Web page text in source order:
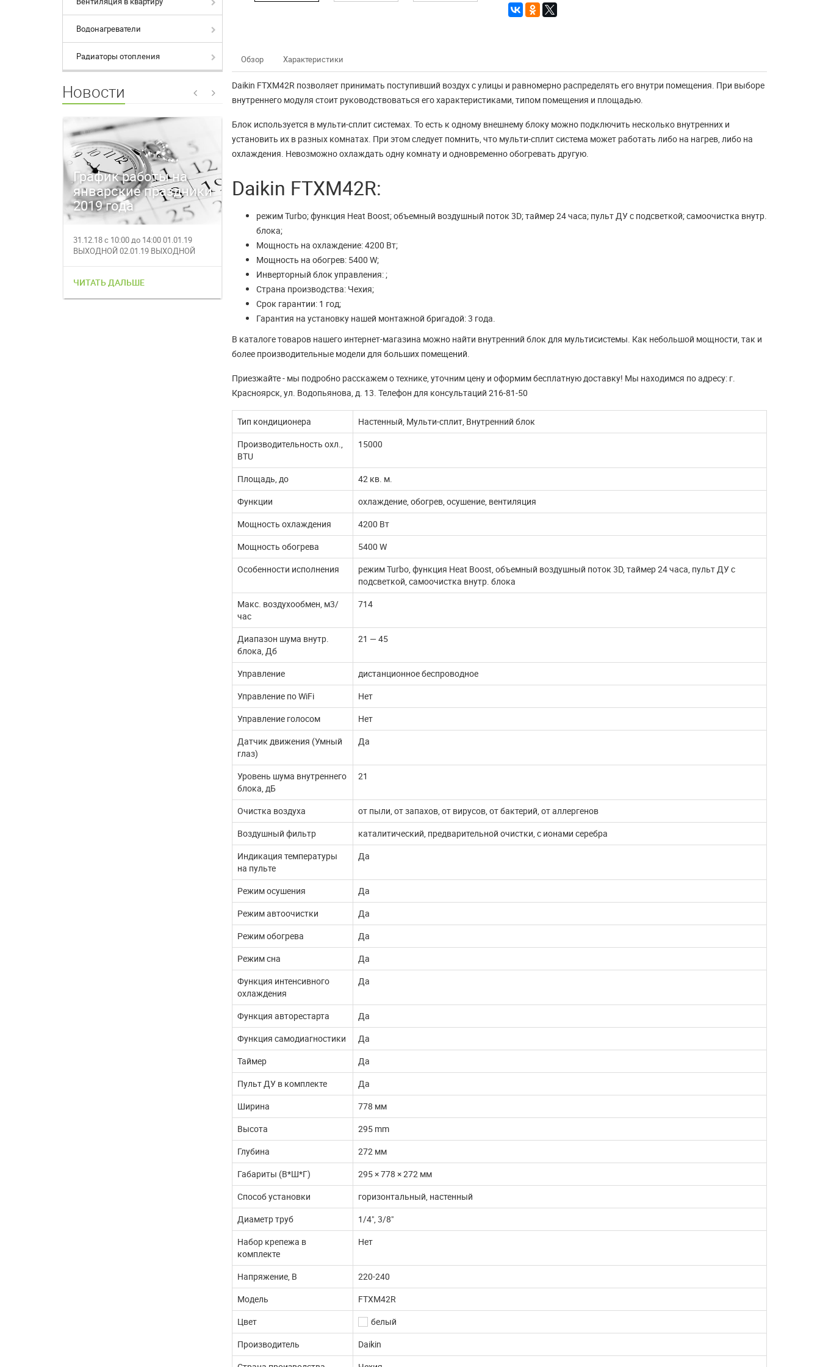
Водонагреватели
Радиаторы отопления
Новости
График работы на
январские праздники
2019 года
31.12.18 с 10:00 до 14:00 01.01.19
ВЫХОДНОЙ 02.01.19 ВЫХОДНОЙ
ЧИТАТЬ ДАЛЬШЕ
магазина СитиКлимат
работает с 09:00 до 17:30. Ждем Вас
за полез...
ЧИТАТЬ ДАЛЬШЕ
Конвектор -
выбрать хороший и недорогой В
Обзор Характеристики
Daikin FTXM42R позволяет принимать поступивший воздух с улицы и равномерно распределять его внутри помещения. При выборе
внутреннего модуля стоит руководствоваться его характеристиками, типом помещения и площадью.
Блок используется в мульти-сплит системах. То есть к одному внешнему блоку можно подключить несколько внутренних и
установить их в разных комнатах. При этом следует помнить, что мульти-сплит система может работать либо на нагрев, либо на
охлаждения. Невозможно охлаждать одну комнату и одновременно обогревать другую.
Daikin FTXM42R:
режим Turbo; функция Heat Boost; объемный воздушный поток 3D; таймер 24 часа; пульт ДУ с подсветкой; самоочистка внутр.
блока;
Мощность на охлаждение: 4200 Вт;
Мощность на обогрев: 5400 W;
Инверторный блок управления: ;
Страна производства: Чехия;
Срок гарантии: 1 год;
Гарантия на установку нашей монтажной бригадой: 3 года.
В каталоге товаров нашего интернет-магазина можно найти внутренний блок для мультисистемы. Как небольшой мощности, так и
более производительные модели для больших помещений.
Приезжайте - мы подробно расскажем о технике, уточним цену и оформим бесплатную доставку! Мы находимся по адресу: г.
Красноярск, ул. Водопьянова, д. 13. Телефон для консультаций 216-81-50
Тип кондиционера
Настенный, Мульти-сплит, Внутренний блок
Производительность охл.,
BTU
15000
Площадь, до
42 кв. м.
Функции
охлаждение, обогрев, осушение, вентиляция
Мощность охлаждения
4200 Вт
Мощность обогрева
5400 W
Особенности исполнения
режим Turbo, функция Heat Boost, объемный воздушный поток 3D, таймер 24 часа, пульт ДУ с
подсветкой, самоочистка внутр. блока
Макс. воздухообмен, м3/
час
714
Диапазон шума внутр.
блока, Дб
21 — 45
Управление
дистанционное беспроводное
Управление по WiFi
Нет
Управление голосом
Нет
Датчик движения (Умный
глаз)
Да
Уровень шума внутреннего
блока, дБ
21
Очистка воздуха
от пыли, от запахов, от вирусов, от бактерий, от аллергенов
Воздушный фильтр
каталитический, предварительной очистки, с ионами серебра
Индикация температуры
на пульте
Да
Режим осушения
Да
Режим автоочистки
Да
Режим обогрева
Да
Режим сна
Да
Функция интенсивного
охлаждения
Да
Функция авторестарта
Да
Функция самодиагностики
Да
Таймер
Да
Пульт ДУ в комплекте
Да
Ширина
778 мм
Высота
295 mm
Глубина
272 мм
Габариты (В*Ш*Г)
295 × 778 × 272 мм
Способ установки
горизонтальный, настенный
Диаметр труб
1/4", 3/8"
Набор крепежа в
комплекте
Нет
Напряжение, В
220-240
Модель
FTXM42R
Цвет
белый
Производитель
Daikin